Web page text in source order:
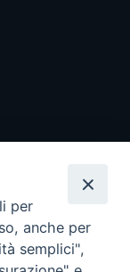
per
anche per
semplici",